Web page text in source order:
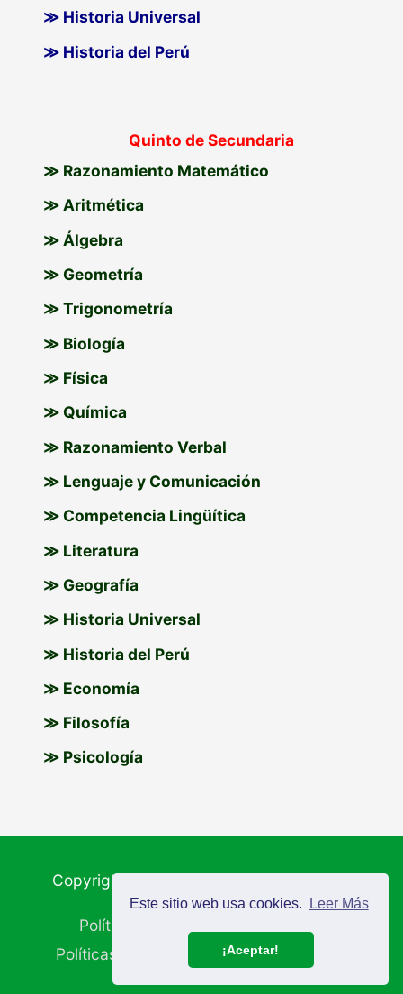
Este sitio web usa cookies. Leer Más
¡Aceptar!
≫ Historia Universal
≫ Historia del Perú
Quinto de Secundaria
≫ Razonamiento Matemático
≫ Aritmética
≫ Álgebra
≫ Geometría
≫ Trigonometría
≫ Biología
≫ Física
≫ Química
≫ Razonamiento Verbal
≫ Lenguaje y Comunicación
≫ Competencia Lingüítica
≫ Literatura
≫ Geografía
≫ Historia Universal
≫ Historia del Perú
≫ Economía
≫ Filosofía
≫ Psicología
Copyright © 2026
Política de Cookies
Políticas de Privacidad
Mapa del Sitio